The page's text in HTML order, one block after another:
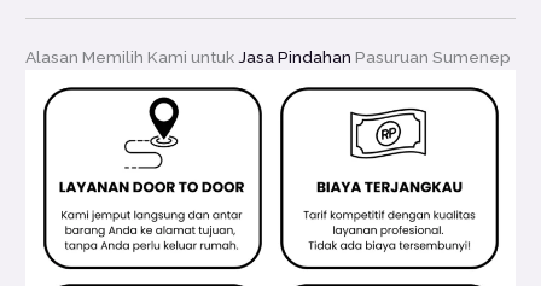
Alasan Memilih Kami untuk Jasa Pindahan Pasuruan Sumenep